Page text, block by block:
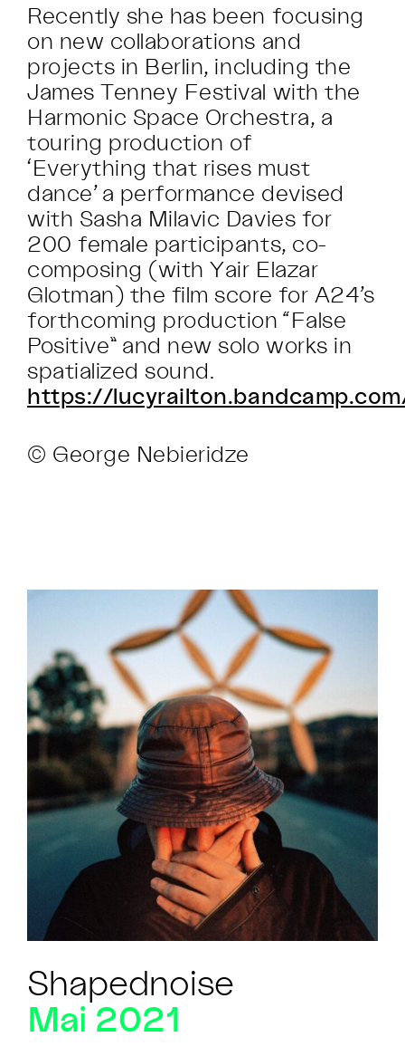
Recently she has been focusing
on new collaborations and
projects in Berlin, including the
James Tenney Festival with the
Harmonic Space Orchestra, a
touring production of
‘Everything that rises must
dance’ a performance devised
with Sasha Milavic Davies for
200 female participants, co-
composing (with Yair Elazar
Glotman) the film score for A24’s
forthcoming production “False
Positive” and new solo works in
spatialized sound.
https://
© George Nebieridze
Shapednoise
Mai 2021